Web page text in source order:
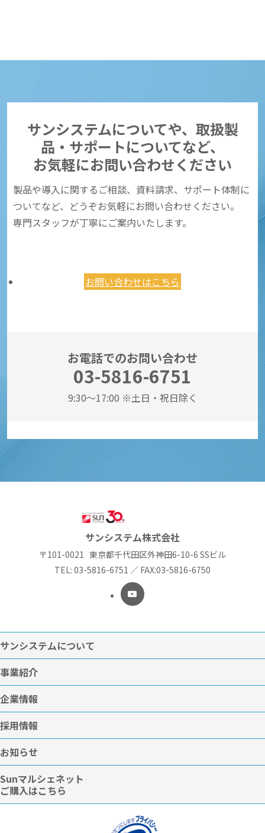
サンシステムについてや、取扱製
品・サポートについてなど、
お気軽にお問い合わせください
製品や導入に関するご相談、資料請求、サポート体制に
ついてなど、どうぞお気軽にお問い合わせください。
専門スタッフが丁寧にご案内いたします。
お問い合わせはこちら
お電話でのお問い合わせ
03-5816-6751
9:30～17:00 ※土日・祝日除く
サンシステム株式会社
〒101-0021 東京都千代田区外神田6-10-6 SSビル
TEL: 03-5816-6751 ／ FAX:03-5816-6750
サンシステムについて
事業紹介
企業情報
採用情報
お知らせ
Sunマルシェネット
ご購入はこちら